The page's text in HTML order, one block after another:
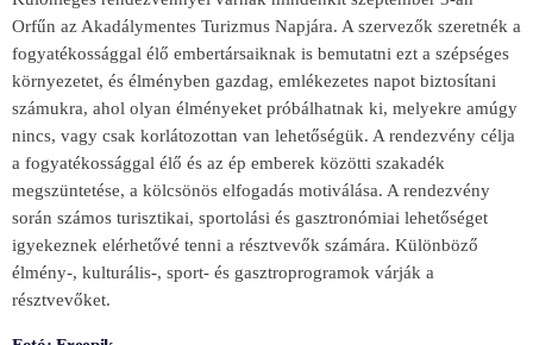
Orfűn az Akadálymentes Turizmus Napjára. A szervezők szeretnék a
fogyatékossággal élő embertársaiknak is bemutatni ezt a szépséges
környezetet, és élményben gazdag, emlékezetes napot biztosítani
számukra, ahol olyan élményeket próbálhatnak ki, melyekre amúgy
nincs, vagy csak korlátozottan van lehetőségük. A rendezvény célja
a fogyatékossággal élő és az ép emberek közötti szakadék
megszüntetése, a kölcsönös elfogadás motiválása. A rendezvény
során számos turisztikai, sportolási és gasztronómiai lehetőséget
igyekeznek elérhetővé tenni a résztvevők számára. Különböző
élmény-, kulturális-, sport- és gasztroprogramok várják a
résztvevőket.